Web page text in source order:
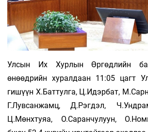
Улсын Их Хурлын Өргөдлийн
өнөөдрийн хуралдаан 11:05 цагт
гишүүн Х.Баттулга, Ц.Идэрбат,
Г.Лувсанжамц, Д.Рэгдэл,
Ц.Мөнхтуяа, О.Саранчулуун,